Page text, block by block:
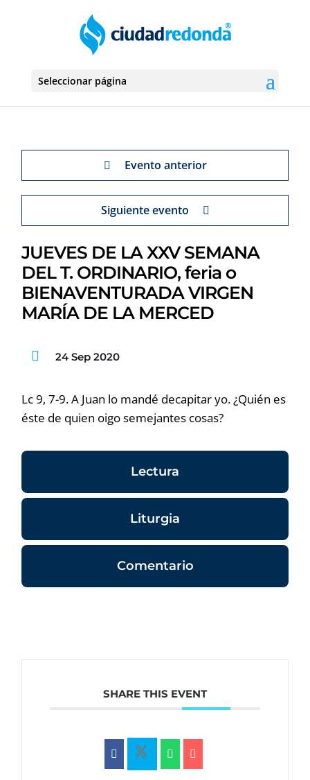
Seleccionar página
Evento anterior
Siguiente evento
JUEVES DE LA XXV SEMANA
DEL T. ORDINARIO, feria o
BIENAVENTURADA VIRGEN
MARÍA DE LA MERCED
24 Sep 2020
Lc 9, 7-9. A Juan lo mandé decapitar yo. ¿Quién es
éste de quien oigo semejantes cosas?
Lectura
Liturgia
Comentario
SHARE THIS EVENT